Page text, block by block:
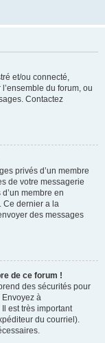
et/ou connecté,
du forum, ou
Contactez
privés d’un membre
de votre messagerie
membre en
Ce dernier a la
des messages
de ce forum !
des sécurités pour
à
est très important
du courriel).